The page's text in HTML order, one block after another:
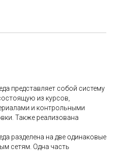
представляет собой систему
из курсов,
и контрольными
Также реализована
разделена на две одинаковые
сетям. Одна часть